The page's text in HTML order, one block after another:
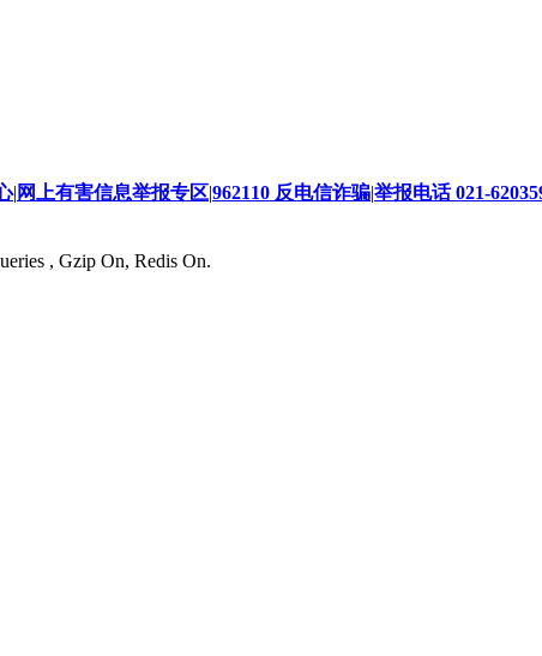
| 网上有害信息举报专区|962110 反电信诈骗|举报电话 021-
, Gzip On, Redis On.